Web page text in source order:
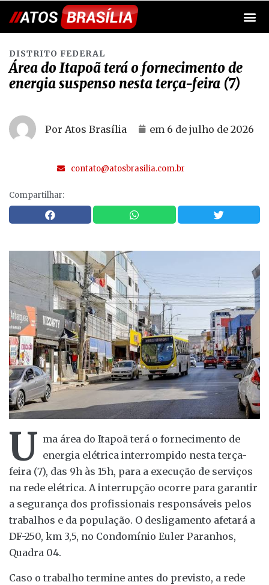
DISTRITO FEDERAL
Área do Itapoã terá o fornecimento de
energia suspenso nesta terça-feira (7)
Por Atos Brasília em 6 de julho de 2026
contato@atosbrasilia.com.br
Compartilhar:
U ma área do Itapoã terá o fornecimento de
energia elétrica interrompido nesta terça-
feira (7), das 9h às 15h, para a execução de serviços
na rede elétrica. A interrupção ocorre para garantir
a segurança dos profissionais responsáveis pelos
trabalhos e da população. O desligamento afetará a
DF-250, km 3,5, no Condomínio Euler Paranhos,
Quadra 04.
Caso o trabalho termine antes do previsto, a rede